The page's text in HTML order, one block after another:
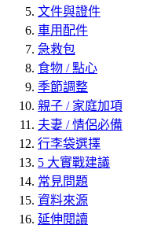
文件與證件
車用配件
急救包
食物 / 點心
季節調整
親子 / 家庭加項
夫妻 / 情侶必備
行李袋選擇
5 大實戰建議
常見問題
資料來源
延伸閱讀